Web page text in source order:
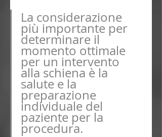
La considerazione
più importante per
determinare il
momento ottimale
per un intervento
alla schiena è la
salute e la
preparazione
individuale del
paziente per la
procedura.